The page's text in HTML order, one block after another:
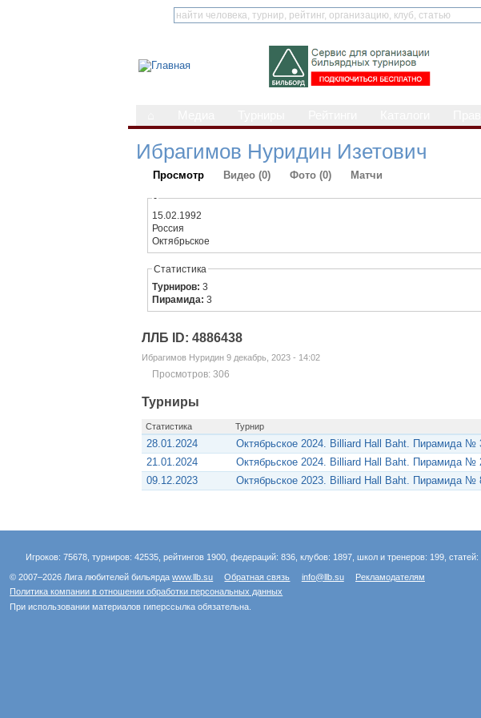
Ибрагимов Нуридин Изетович
Просмотр Видео (0) Фото (0) Матчи
-
15.02.1992
Россия
Октябрьское
Статистика
Турниров:3
Пирамида:3
ЛЛБ ID: 4886438
Ибрагимов Нуридин 9 декабрь, 2023 - 14:02
Просмотров: 306
Турниры
Статистика Турнир
28.01.2024 Октябрьское 2024. Billiard Hall Baht. Пирамида №
21.01.2024
Октябрьское 2024. Billiard Hall Baht. Пирамида №
09.12.2023
Октябрьское 2023. Billiard Hall Baht. Пирамида №
Игроков: 75678, турниров: 42535, рейтингов 1900, федераций: 836, клубов: 1897, школ и тренеров: 199,
© 2007–2026 Лига любителей бильярдаwww.llb.su Обратная связь info@llb.su
Рекламодателям
Политика компании в отношении обработки персональных данных
При использовании материалов гиперссылка обязательна.